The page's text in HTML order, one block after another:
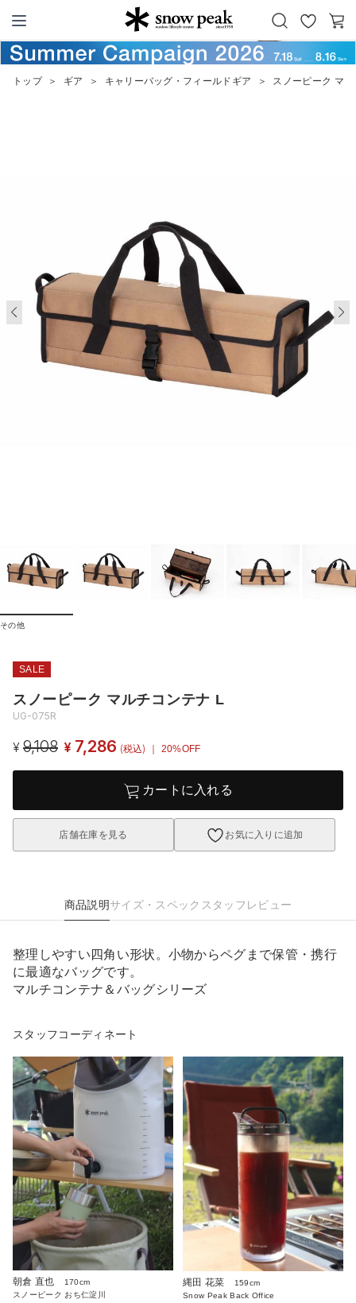
Snow Peak
お
気
に
カ
ー
トップ ＞ ギア ＞ キャリーバッグ・フィールドギア ＞ スノーピーク マ
その他
SALE
スノーピーク マルチコンテナ L
UG-075R
¥ 9,108 ¥ 7,286 (税込) ｜ 20%OFF
カートに入れる
店舗在庫を見る お気に入りに追加
商品説明サイズ・スペック スタッフレビュー
整理しやすい四角い形状。小物からペグまで保管・携行
に最適なバッグです。
マルチコンテナ＆バッグシリーズ
スタッフコーディネート
朝倉 直也
170cm
スノーピーク おち仁淀川
縄田 花菜
159cm
Snow Peak Back Office